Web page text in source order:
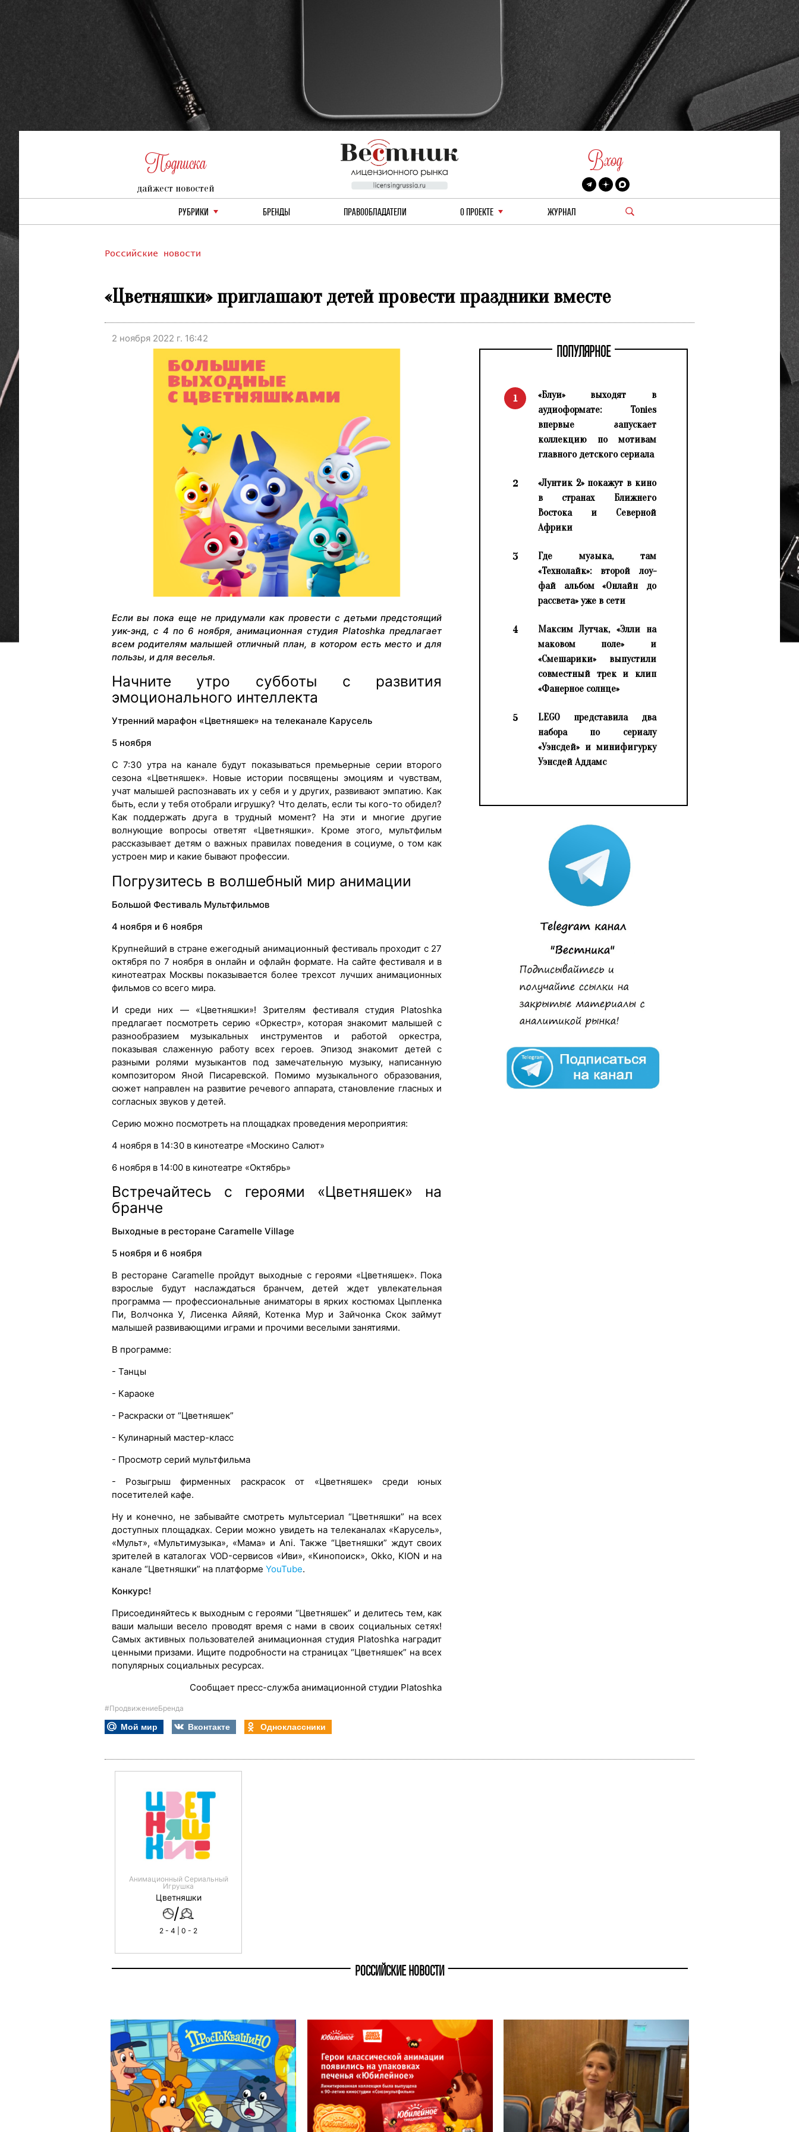
Подписка
дайжест новостей
Вход
РУБРИКИ БРЕНДЫ ПРАВООБЛАДАТЕЛИ О ПРОЕКТЕ ЖУРНАЛ
Российские новости
«Цветняшки» приглашают детей провести праздники вместе
2 ноября 2022 г. 16:42
Если вы пока еще не придумали как провести с детьми предстоящий
уик-энд, с 4 по 6 ноября, анимационная студия Platoshka предлагает
всем родителям малышей отличный план, в котором есть место и для
пользы, и для веселья.
Начните утро субботы с развития
эмоционального интеллекта
Утренний марафон «Цветняшек» на телеканале Карусель
5 ноября
С 7:30 утра на канале будут показываться премьерные серии второго
сезона «Цветняшек». Новые истории посвящены эмоциям и чувствам,
учат малышей распознавать их у себя и у других, развивают эмпатию. Как
быть, если у тебя отобрали игрушку? Что делать, если ты кого-то обидел?
Как поддержать друга в трудный момент? На эти и многие другие
волнующие вопросы ответят «Цветняшки». Кроме этого, мультфильм
рассказывает детям о важных правилах поведения в социуме, о том как
устроен мир и какие бывают профессии.
Погрузитесь в волшебный мир анимации
Большой Фестиваль Мультфильмов
4 ноября и 6 ноября
Крупнейший в стране ежегодный анимационный фестиваль проходит с 27
октября по 7 ноября в онлайн и офлайн формате. На сайте фестиваля и в
кинотеатрах Москвы показывается более трехсот лучших анимационных
фильмов со всего мира.
И среди них — «Цветняшки»! Зрителям фестиваля студия Platoshka
предлагает посмотреть серию «Оркестр», которая знакомит малышей с
разнообразием музыкальных инструментов и работой оркестра,
показывая слаженную работу всех героев. Эпизод знакомит детей с
разными ролями музыкантов под замечательную музыку, написанную
композитором Яной Писаревской. Помимо музыкального образования,
сюжет направлен на развитие речевого аппарата, становление гласных и
согласных звуков у детей.
Серию можно посмотреть на площадках проведения мероприятия:
4 ноября в 14:30 в кинотеатре «Москино Салют»
6 ноября в 14:00 в кинотеатре «Октябрь»
Встречайтесь с героями «Цветняшек» на
бранче
Выходные в ресторане Caramelle Village
5 ноября и 6 ноября
В ресторане Caramelle пройдут выходные с героями «Цветняшек». Пока
взрослые будут наслаждаться бранчем, детей ждет увлекательная
программа — профессиональные аниматоры в ярких костюмах Цыпленка
Пи, Волчонка У, Лисенка Айяяй, Котенка Мур и Зайчонка Скок займут
малышей развивающими играми и прочими веселыми занятиями.
В программе:
- Танцы
- Караоке
- Раскраски от “Цветняшек”
- Кулинарный мастер-класс
- Просмотр серий мультфильма
- Розыгрыш фирменных раскрасок от «Цветняшек» среди юных
посетителей кафе.
Ну и конечно, не забывайте смотреть мультсериал “Цветняшки” на всех
доступных площадках. Серии можно увидеть на телеканалах «Карусель»,
«Мульт», «Мультимузыка», «Мама» и Ani. Также “Цветняшки” ждут своих
зрителей в каталогах VOD-сервисов «Иви», «Кинопоиск», Okko, KION и на
канале “Цветняшки” на платформе YouTube.
Конкурс!
Присоединяйтесь к выходным с героями “Цветняшек” и делитесь тем, как
ваши малыши весело проводят время с нами в своих социальных сетях!
Самых активных пользователей анимационная студия Platoshka наградит
ценными призами. Ищите подробности на страницах “Цветняшек” на всех
популярных социальных ресурсах.
Сообщает пресс-служба анимационной студии Platoshka
ПОПУЛЯРНОЕ
1
«Блуи» выходят в
аудиоформате: Tonies
впервые запускает
коллекцию по мотивам
главного детского сериала
2
«Лунтик 2» покажут в кино
в странах Ближнего
Востока и Северной
Африки
3
Где музыка, там
«Технолайк»: второй лоу-
фай альбом «Онлайн до
рассвета» уже в сети
4
Максим Лутчак, «Элли на
маковом поле» и
«Смешарики» выпустили
совместный трек и клип
«Фанерное солнце»
5
LEGO представила два
набора по сериалу
«Уэнсдей» и минифигурку
Уэнсдей Аддамс
#ПродвижениеБренда
Мой мир Вконтакте Одноклассники
Анимационный Сериальный
Игрушка
Цветняшки
/
2 - 4 | 0 - 2
РОССИЙСКИЕ НОВОСТИ